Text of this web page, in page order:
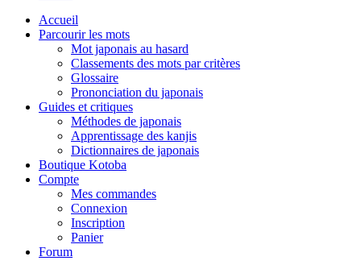
Accueil
Parcourir les mots
Mot japonais au hasard
Classements des mots par critères
Glossaire
Prononciation du japonais
Guides et critiques
Méthodes de japonais
Apprentissage des kanjis
Dictionnaires de japonais
Boutique Kotoba
Compte
Mes commandes
Connexion
Inscription
Panier
Forum